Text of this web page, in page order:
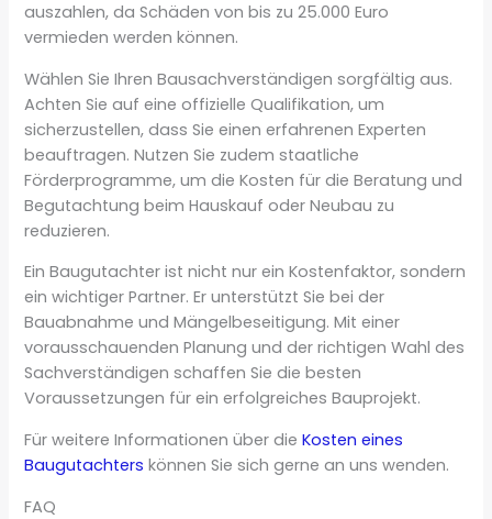
auszahlen, da Schäden von bis zu 25.000 Euro
vermieden werden können.
Wählen Sie Ihren Bausachverständigen sorgfältig aus.
Achten Sie auf eine offizielle Qualifikation, um
sicherzustellen, dass Sie einen erfahrenen Experten
beauftragen. Nutzen Sie zudem staatliche
Förderprogramme, um die Kosten für die Beratung und
Begutachtung beim Hauskauf oder Neubau zu
reduzieren.
Ein Baugutachter ist nicht nur ein Kostenfaktor, sondern
ein wichtiger Partner. Er unterstützt Sie bei der
Bauabnahme und Mängelbeseitigung. Mit einer
vorausschauenden Planung und der richtigen Wahl des
Sachverständigen schaffen Sie die besten
Voraussetzungen für ein erfolgreiches Bauprojekt.
Für weitere Informationen über dieKosten eines
Baugutachters können Sie sich gerne an uns wenden.
FAQ